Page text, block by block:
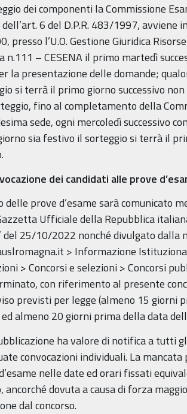
dei componenti la Commissione
6 del D.P.R. 483/1997, avviene
presso l’U.O. Gestione Giuridica
n.111 – CESENA il primo martedì
la presentazione delle domande;
si terrà il primo giorno successivo
fino al completamento della
sede, ogni mercoledì successivo
sia festivo il sorteggio si terrà il
dei candidati alle prove
delle prove d’esame sarà comunicato
Ufficiale della Repubblica
del 25/10/2022 nonché divulgato dalla
> Informazione
> Concorsi e selezioni > Concorsi
con riferimento al presente
previsti per legge (almeno 15 giorni
almeno 20 giorni prima della data
ha valore di notifica a tutti
convocazioni individuali. La
nelle date ed orari fissati
ancorché dovuta a causa di forza
dal concorso.